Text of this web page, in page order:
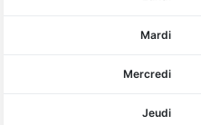
Mardi
Mercredi
Jeudi